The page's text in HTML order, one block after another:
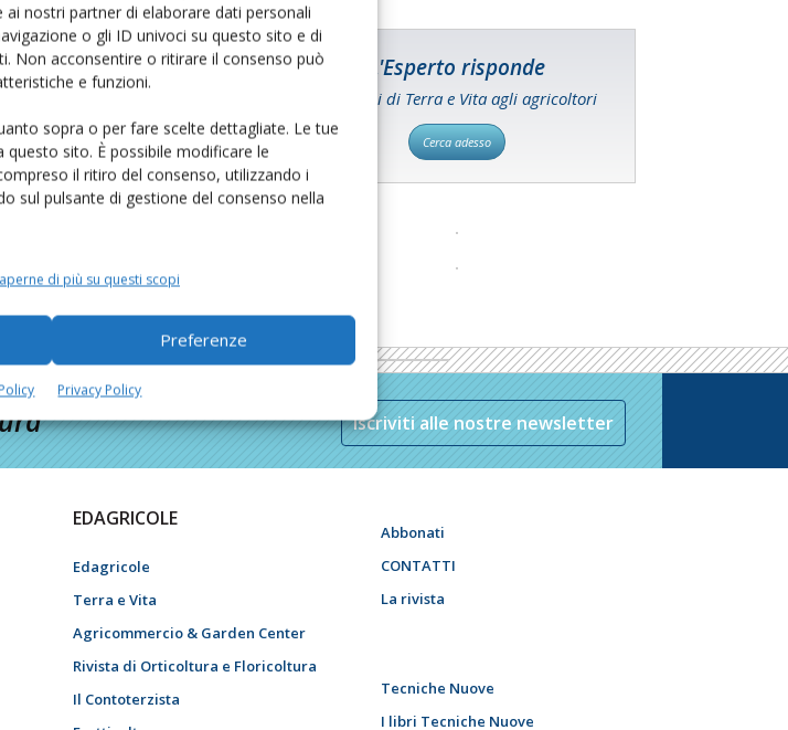
nostri partner di elaborare dati personali
o gli ID univoci su questo sito e di
Non acconsentire o ritirare il consenso può
e funzioni.
sopra o per fare scelte dettagliate. Le tue
sito. È possibile modificare le
il ritiro del consenso, utilizzando i
sul pulsante di gestione del consenso nella
di più su questi scopi
Preferenze
Privacy Policy
L'Esperto risponde
I consigli di Terra e Vita agli agricoltori
Cerca adesso
Iscriviti alle nostre newsletter
EDAGRICOLE
Edagricole
Terra e Vita
Agricommercio & Garden Center
Rivista di Orticoltura e Floricoltura
Il Contoterzista
Abbonati
CONTATTI
La rivista
Tecniche Nuove
I libri Tecniche Nuove